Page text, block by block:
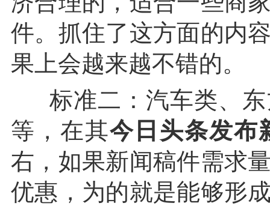
件。抓住了这方面的内
果上会越来越不错的。
标准二：汽车类、东
等，在其今日头条发布
右，如果新闻稿件需求
优惠，为的就是能够形